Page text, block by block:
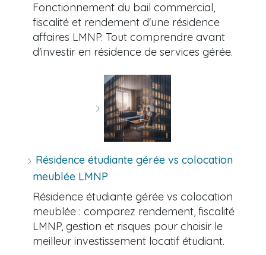
Fonctionnement du bail commercial,
fiscalité et rendement d'une résidence
affaires LMNP. Tout comprendre avant
d'investir en résidence de services gérée.
Résidence étudiante gérée vs colocation
meublée LMNP
Résidence étudiante gérée vs colocation
meublée : comparez rendement, fiscalité
LMNP, gestion et risques pour choisir le
meilleur investissement locatif étudiant.